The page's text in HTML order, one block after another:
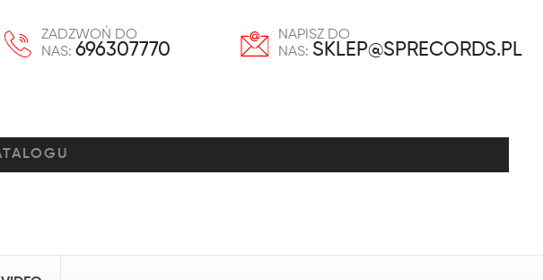
ZADZWOŃ DO
NAS: 696307770
NAPISZ DO
NAS: SKLEP@SPRECORDS.PL